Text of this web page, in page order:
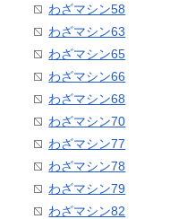
わざマシン58
わざマシン63
わざマシン65
わざマシン66
わざマシン68
わざマシン70
わざマシン77
わざマシン78
わざマシン79
わざマシン82